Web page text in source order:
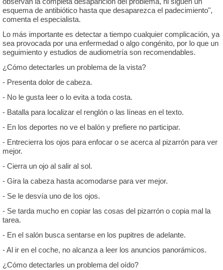
esquema de antibiótico hasta que desaparezca el padecimiento",
comenta el especialista.
Lo más importante es detectar a tiempo cualquier complicación, ya
sea provocada por una enfermedad o algo congénito, por lo que un
seguimiento y estudios de audiometría son recomendables.
¿Cómo detectarles un problema de la vista?
- Presenta dolor de cabeza.
- No le gusta leer o lo evita a toda costa.
- Batalla para localizar el renglón o las líneas en el texto.
- En los deportes no ve el balón y prefiere no participar.
- Entrecierra los ojos para enfocar o se acerca al pizarrón para ver
mejor.
- Cierra un ojo al salir al sol.
- Gira la cabeza hasta acomodarse para ver mejor.
- Se le desvía uno de los ojos.
- Se tarda mucho en copiar las cosas del pizarrón o copia mal la
tarea.
- En el salón busca sentarse en los pupitres de adelante.
- Al ir en el coche, no alcanza a leer los anuncios panorámicos.
¿Cómo detectarles un problema del oído?